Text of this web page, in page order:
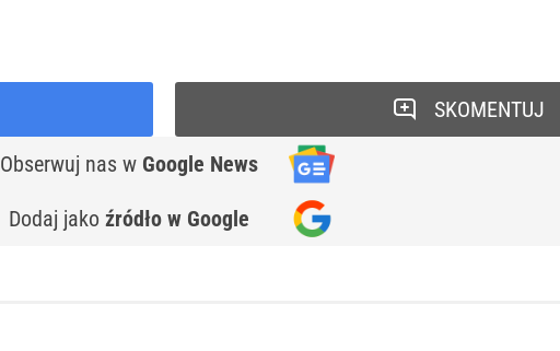
Obserwuj nas w Google News
Dodaj jako źródło w Google
SKOMENTUJ